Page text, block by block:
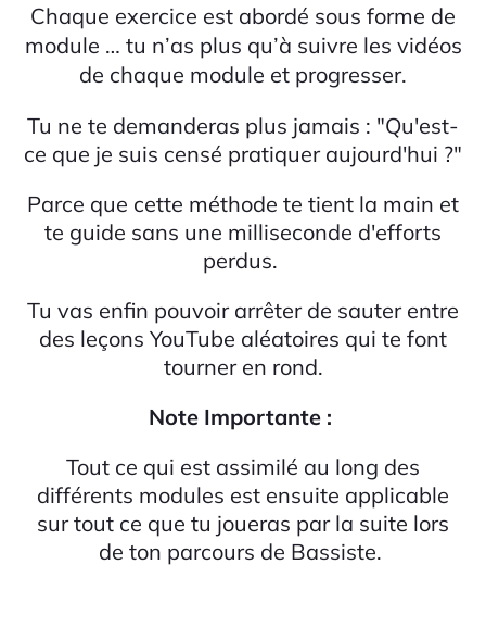
Chaque exercice est abordé sous forme de
module … tu n’as plus qu’à suivre les vidéos
de chaque module et progresser.
Tu ne te demanderas plus jamais : "Qu'est-
ce que je suis censé pratiquer aujourd'hui ?"
Parce que cette méthode te tient la main et
te guide sans une milliseconde d'efforts
perdus.
Tu vas enfin pouvoir arrêter de sauter entre
des leçons YouTube aléatoires qui te font
tourner en rond.
Note Importante :
Tout ce qui est assimilé au long des
différents modules est ensuite applicable
sur tout ce que tu joueras par la suite lors
de ton parcours de Bassiste.